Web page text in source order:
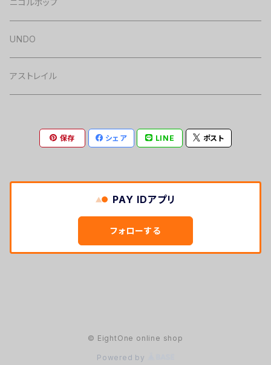
グッズ・CD
ニコルポップ
UNDO
アストレイル
保存 シェア LINE ポスト
PAY IDアプリ
フォローする
© EightOne online shop
Powered by